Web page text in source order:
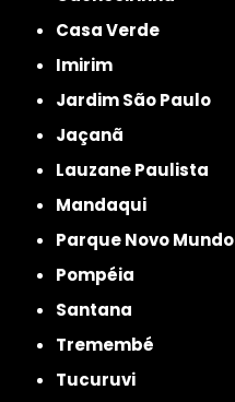
Casa Verde
Imirim
Jardim São Paulo
Jaçanã
Lauzane Paulista
Mandaqui
Parque Novo Mundo
Pompéia
Santana
Tremembé
Tucuruvi